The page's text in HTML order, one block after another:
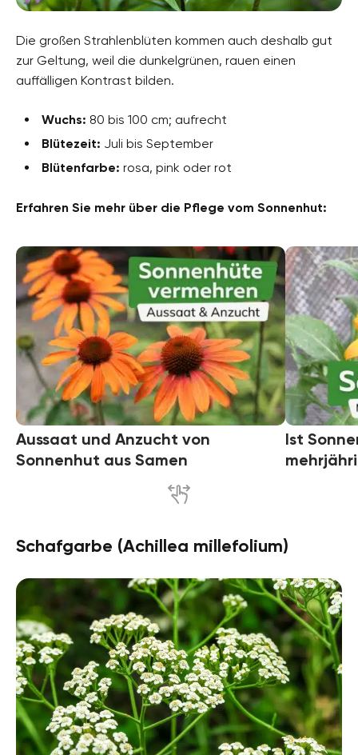
Die großen Strahlenblüten kommen auch deshalb gut
zur Geltung, weil die dunkelgrünen, rauen einen
auffälligen Kontrast bilden.
Wuchs: 80 bis 100 cm; aufrecht
Blütezeit: Juli bis September
Blütenfarbe: rosa, pink oder rot
Erfahren Sie mehr über die Pflege vom Sonnenhut:
Aussaat und Anzucht von
Sonnenhut aus Samen
Ist
Schafgarbe (Achillea millefolium)